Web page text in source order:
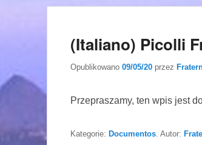
(Italiano) Picolli
Opublikowano 09/05/20 przez
Przepraszamy, ten wpis jest
Kategorie: Documentos . Autor: